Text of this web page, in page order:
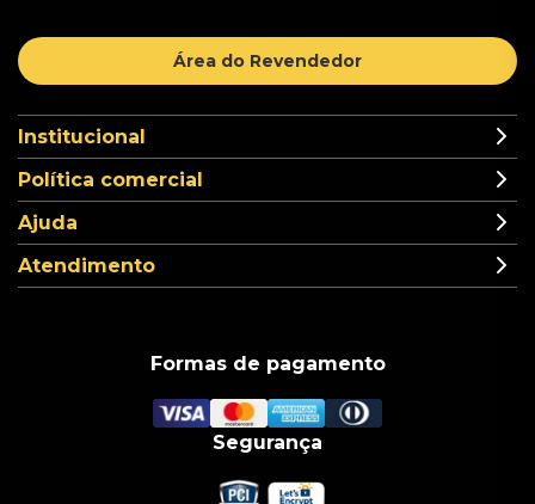
Área do Revendedor
Institucional
Política comercial
Ajuda
Atendimento
Formas de pagamento
Segurança